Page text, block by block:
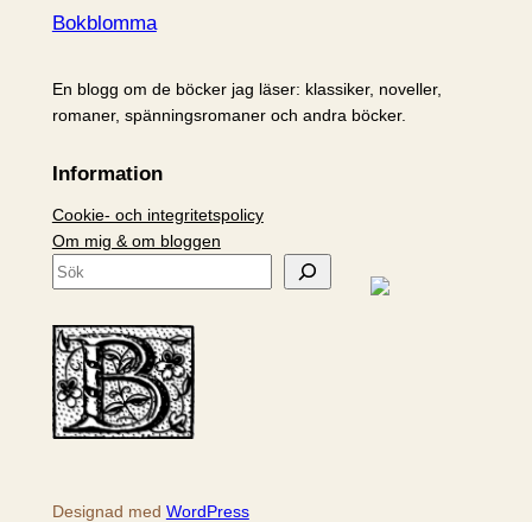
Bokblomma
En blogg om de böcker jag läser: klassiker, noveller,
romaner, spänningsromaner och andra böcker.
Information
Cookie- och integritetspolicy
Om mig & om bloggen
S
k
Designad med WordPress